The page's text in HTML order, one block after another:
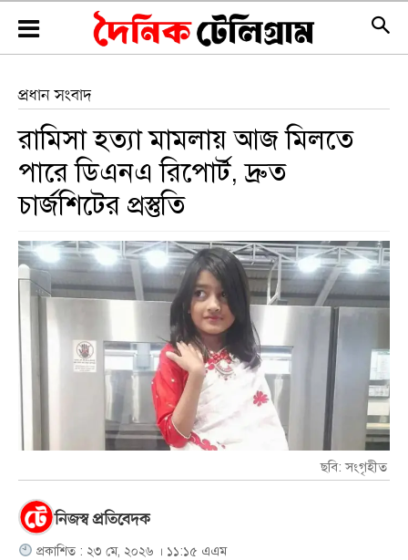
প্রধান সংবাদ
রামিসা হত্যা মামলায় আজ মিলতে
পারে ডিএনএ রিপোর্ট, দ্রুত
চার্জশিটের প্রস্তুতি
ছবি: সংগৃহীত
নিজস্ব প্রতিবেদক
প্রকাশিত : ২৩ মে, ২০২৬ । ১১:১৫ এএম